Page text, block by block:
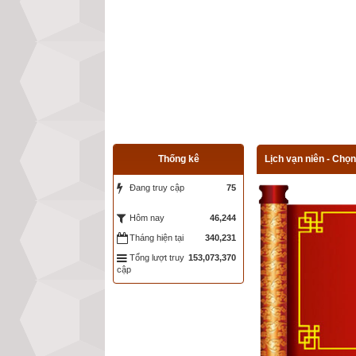
Lịch vạn niên -
Thống kê
Đang truy cập 75
Hôm nay 46,244
Tháng hiện tại 340,231
Tổng lượt truy
cập
153,073,370